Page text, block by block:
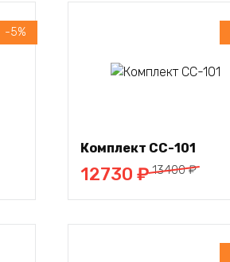
-5%
Комплект СС-101
13400₽
Первоначальная
13400 ₽.
12730 ₽
Текущая